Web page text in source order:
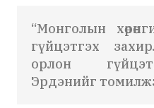
“Монголын
гүйцэтгэх
орлон
Эрдэнийг